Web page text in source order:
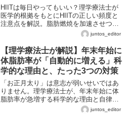
解【MELOS監修】
HIITは毎日やってもいい？理学療法士が
医学的根拠をもとにHIITの正しい頻度と
注意点を解説。脂肪燃焼を加速させつつ
怪我を防ぐ、週2〜3回のトレーニングプ
ランを提案。帯広のJuntos-Labo最新記
事。
juntos_editor
【理学療法士が解説】年末年始に
体脂肪率が「自動的に増える」科
学的な理由と、たった3つの対策
「お正月太り」は意志が弱いせいではあ
りません。理学療法士が、年末年始に体
脂肪率が急増する科学的な理由と自律神
経の乱れのメカニズムを解説。効率的な
juntos_editor